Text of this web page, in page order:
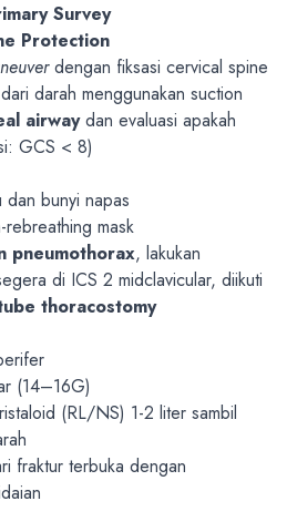
Survey
Protection
dengan fiksasi cervical spine
darah menggunakan suction
airwaydan evaluasi apakah
GCS < 8)
dan bunyi napas
mask
pneumothorax, lakukan
di ICS 2 midclavicular, diikuti
thoracostomy
(14–16G)
(RL/NS) 1-2 liter sambil
fraktur terbuka dengan